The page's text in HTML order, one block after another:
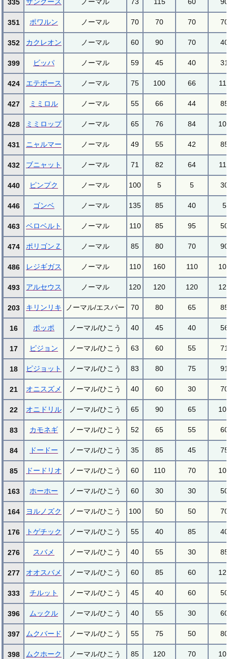
335
351 ポワルン ノーマル 70 70 70 70
352 カクレオン ノーマル 60 90 70 40
399 ビッパ ノーマル 59 45 40 31
424 エテボース ノーマル 75 100 66
427 ミミロル ノーマル 55 66 44 85
428 ミミロップ ノーマル 65 76 84
431 ニャルマー ノーマル 49 55 42 85
432 ブニャット ノーマル 71 82 64
440 ピンプク ノーマル 100 5 5 30
446 ゴンベ ノーマル 135 85 40 5
463 ベロベルト ノーマル 110 85 95 50
474 ポリゴンＺ ノーマル 85 80 70 90
486 レジギガス ノーマル 110 160 110
493 アルセウス ノーマル 120 120 120
203 キリンリキ ノーマル/エスパー 70 80 65 85
16 ポッポ ノーマル/ひこう 40 45 40 56
17 ピジョン ノーマル/ひこう 63 60 55 71
18 ピジョット ノーマル/ひこう 83 80 75 91
21 オニスズメ ノーマル/ひこう 40 60 30 70
22 オニドリル ノーマル/ひこう 65 90 65
83 カモネギ ノーマル/ひこう 52 65 55 60
84 ドードー ノーマル/ひこう 35 85 45 75
85 ドードリオ ノーマル/ひこう 60 110 70
163 ホーホー ノーマル/ひこう 60 30 30 50
164 ヨルノズク ノーマル/ひこう 100 50 50 70
176 トゲチック ノーマル/ひこう 55 40 85 40
276 スバメ ノーマル/ひこう 40 55 30 85
277 オオスバメ ノーマル/ひこう 60 85 60
333 チルット ノーマル/ひこう 45 40 60 50
396 ムックル ノーマル/ひこう 40 55 30 60
397 ムクバード ノーマル/ひこう 55 75 50 80
398 ムクホーク ノーマル/ひこう 85 120 70